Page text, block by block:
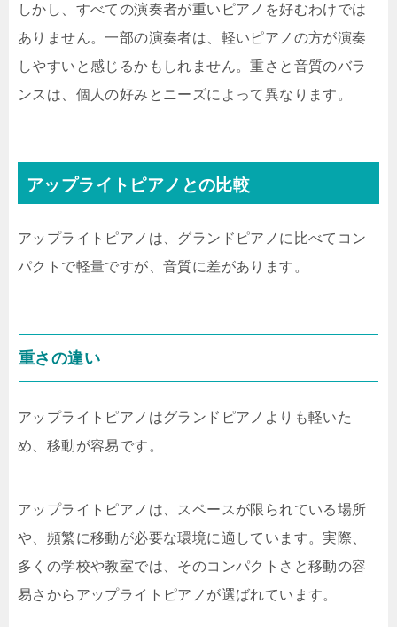
しかし、すべての演奏者が重いピアノを好むわけでは
ありません。一部の演奏者は、軽いピアノの方が演奏
しやすいと感じるかもしれません。重さと音質のバラ
ンスは、個人の好みとニーズによって異なります。
アップライトピアノとの比較
アップライトピアノは、グランドピアノに比べてコン
パクトで軽量ですが、音質に差があります。
重さの違い
アップライトピアノはグランドピアノよりも軽いた
め、移動が容易です。
アップライトピアノは、スペースが限られている場所
や、頻繁に移動が必要な環境に適しています。実際、
多くの学校や教室では、そのコンパクトさと移動の容
易さからアップライトピアノが選ばれています。